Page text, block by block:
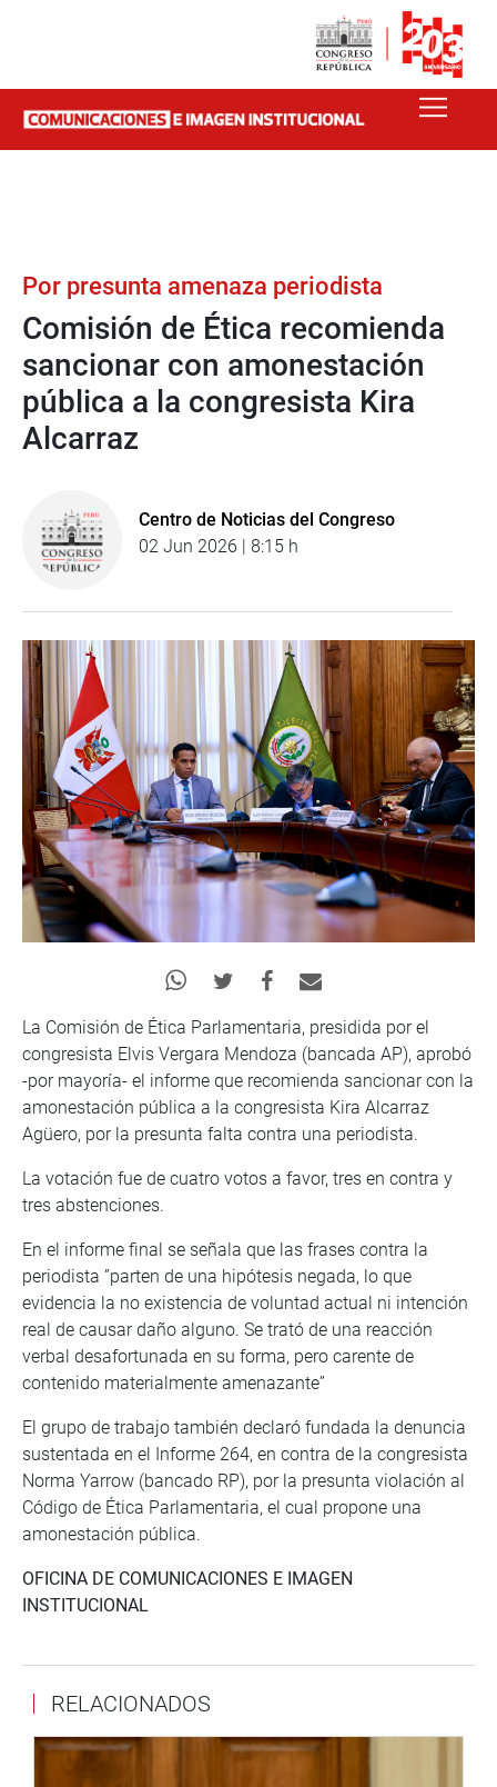
Por presunta amenaza periodista
Comisión de Ética recomienda
sancionar con amonestación
pública a la congresista Kira
Alcarraz
Centro de Noticias del Congreso
02 Jun 2026 | 8:15 h
La Comisión de Ética Parlamentaria, presidida por el
congresista Elvis Vergara Mendoza (bancada AP), aprobó
-por mayoría- el informe que recomienda sancionar con la
amonestación pública a la congresista Kira Alcarraz
Agüero, por la presunta falta contra una periodista.
La votación fue de cuatro votos a favor, tres en contra y
tres abstenciones.
En el informe final se señala que las frases contra la
periodista ”parten de una hipótesis negada, lo que
evidencia la no existencia de voluntad actual ni intención
real de causar daño alguno. Se trató de una reacción
verbal desafortunada en su forma, pero carente de
contenido materialmente amenazante”
El grupo de trabajo también declaró fundada la denuncia
sustentada en el Informe 264, en contra de la congresista
Norma Yarrow (bancado RP), por la presunta violación al
Código de Ética Parlamentaria, el cual propone una
amonestación pública.
OFICINA DE COMUNICACIONES E IMAGEN
INSTITUCIONAL
RELACIONADOS